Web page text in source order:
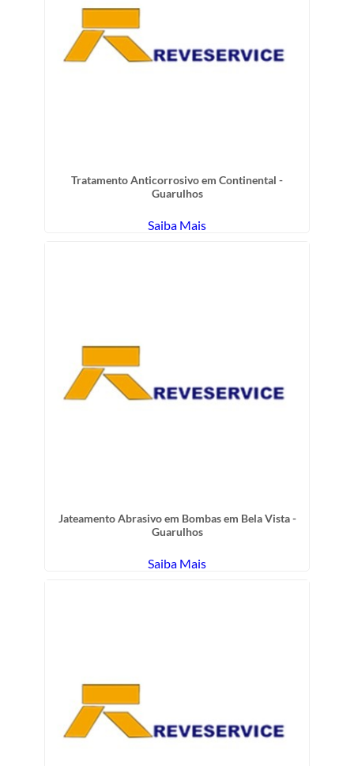
Tratamento Anticorrosivo em Continental -
Guarulhos
Saiba Mais
Jateamento Abrasivo em Bombas em Bela Vista -
Guarulhos
Saiba Mais